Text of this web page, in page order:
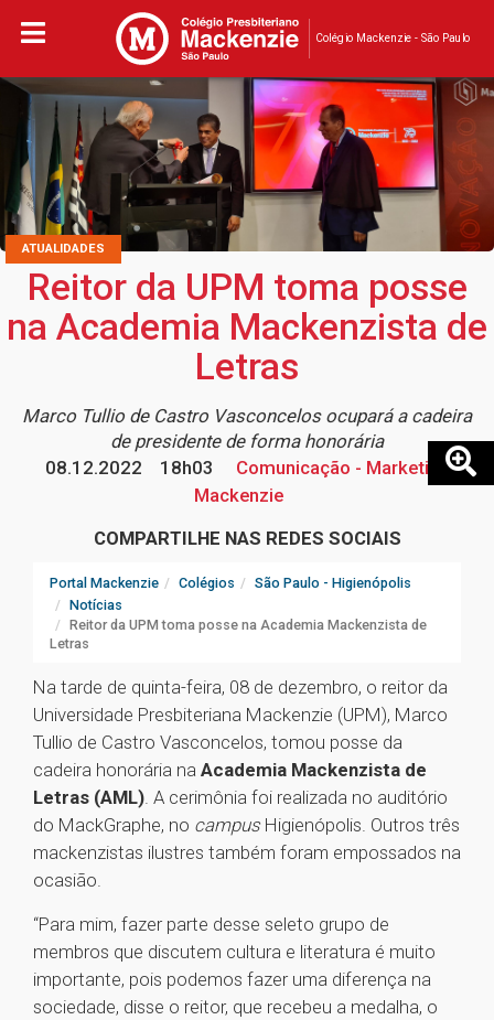
Colégio Mackenzie - São Paulo
ATUALIDADES
Reitor da UPM toma posse
na Academia Mackenzista de
Letras
Marco Tullio de Castro Vasconcelos ocupará a cadeira
de presidente de forma honorária
08.12.2022
18h03
Comunicação - Marketing
Mackenzie
COMPARTILHE NAS REDES SOCIAIS
Portal Mackenzie Colégios
São Paulo - Higienópolis
Notícias
Reitor da UPM toma posse na Academia Mackenzista de
Letras
Na tarde de quinta-feira, 08 de dezembro, o reitor da
Universidade Presbiteriana Mackenzie (UPM), Marco
Tullio de Castro Vasconcelos, tomou posse da
cadeira honorária na Academia Mackenzista de
Letras (AML). A cerimônia foi realizada no auditório
do MackGraphe, no campus Higienópolis. Outros três
mackenzistas ilustres também foram empossados na
ocasião.
“Para mim, fazer parte desse seleto grupo de
membros que discutem cultura e literatura é muito
importante, pois podemos fazer uma diferença na
sociedade, disse o reitor, que recebeu a medalha, o